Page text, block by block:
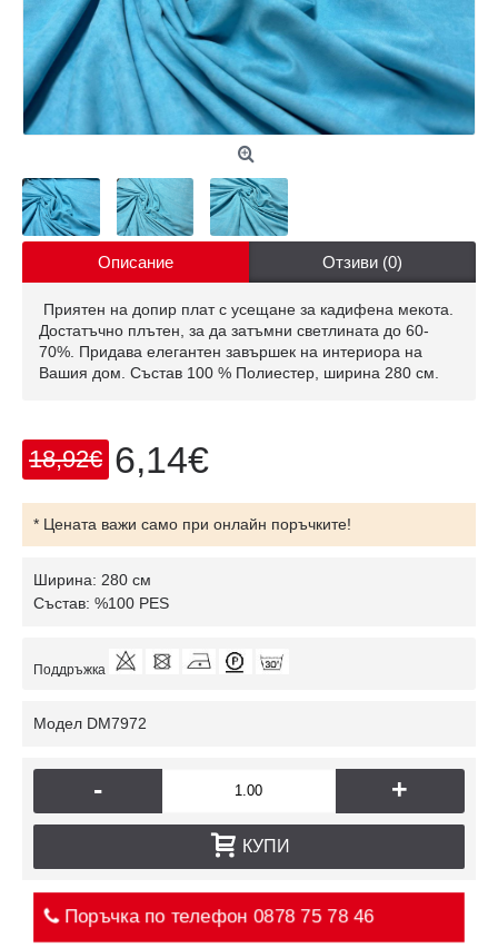
Описание Отзиви (0)
Приятен на допир плат с усещане за кадифена мекота.
Достатъчно плътен, за да затъмни светлината до 60-
70%. Придава елегантен завършек на интериора на
Вашия дом. Състав 100 % Полиестер, ширина 280 см.
18,92€ 6,14€
* Цената важи само при онлайн поръчките!
Ширина: 280 см
Състав: %100 PES
Поддръжка
Модел DM7972
- +
КУПИ
Поръчка по телефон 0878 75 78 46